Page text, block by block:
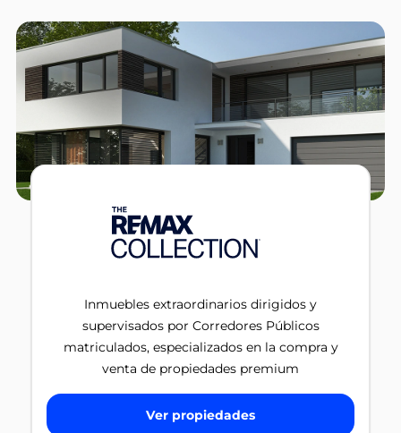
Inmuebles extraordinarios dirigidos y
supervisados por Corredores Públicos
matriculados, especializados en la compra y
venta de propiedades premium
Ver propiedades